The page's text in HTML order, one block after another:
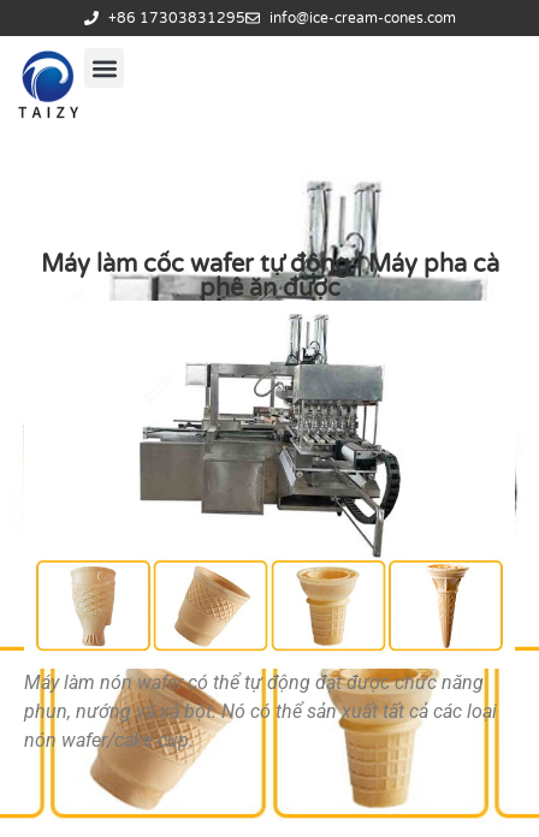
+86 17303831295 info@ice-cream-cones.com
Máy làm cốc wafer tự động | Máy pha cà
phê ăn được
Máy làm nón wafer có thể tự động đạt được chức năng
phun, nướng và xả bột. Nó có thể sản xuất tất cả các loại
nón wafer/cake cup.